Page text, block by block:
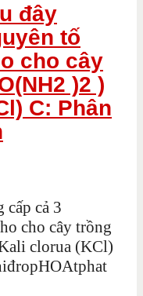
đây
tố
cho cây
)2 )
C: Phân
cấp cả 3
cho cây trồng
clorua (KCl)